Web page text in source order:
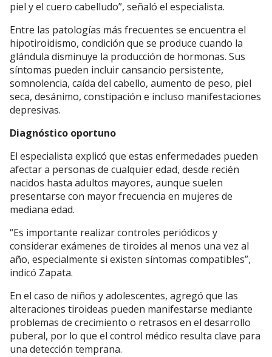
piel y el cuero cabelludo”, señaló el especialista.
Entre las patologías más frecuentes se encuentra el
hipotiroidismo, condición que se produce cuando la
glándula disminuye la producción de hormonas. Sus
síntomas pueden incluir cansancio persistente,
somnolencia, caída del cabello, aumento de peso, piel
seca, desánimo, constipación e incluso manifestaciones
depresivas.
Diagnóstico oportuno
El especialista explicó que estas enfermedades pueden
afectar a personas de cualquier edad, desde recién
nacidos hasta adultos mayores, aunque suelen
presentarse con mayor frecuencia en mujeres de
mediana edad.
“Es importante realizar controles periódicos y
considerar exámenes de tiroides al menos una vez al
año, especialmente si existen síntomas compatibles”,
indicó Zapata.
En el caso de niños y adolescentes, agregó que las
alteraciones tiroideas pueden manifestarse mediante
problemas de crecimiento o retrasos en el desarrollo
puberal, por lo que el control médico resulta clave para
una detección temprana.